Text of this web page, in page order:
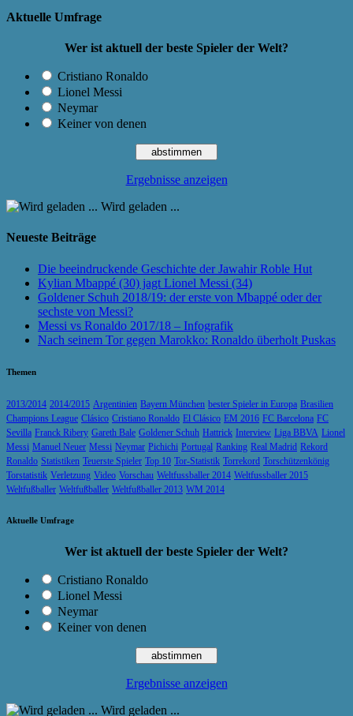
Aktuelle Umfrage
Wer ist aktuell der beste Spieler der Welt?
Cristiano Ronaldo
Lionel Messi
Neymar
Keiner von denen
Ergebnisse anzeigen
Wird geladen ...
Neueste Beiträge
Die beeindruckende Geschichte der Jawahir Roble Hut
Kylian Mbappé (30) jagt Lionel Messi (34)
Goldener Schuh 2018/19: der erste von Mbappé oder der
sechste von Messi?
Messi vs Ronaldo 2017/18 – Infografik
Nach seinem Tor gegen Marokko: Ronaldo überholt Puskas
Themen
2013/2014 2014/2015 Argentinien Bayern München bester Spieler in Europa Brasilien
Champions League Clásico Cristiano Ronaldo El Clásico EM 2016 FC Barcelona FC
Sevilla Franck Ribery Gareth Bale Goldener Schuh Hattrick Interview Liga BBVA Lionel
Messi Manuel Neuer Messi Neymar Pichichi Portugal Ranking Real Madrid Rekord
Ronaldo Statistiken Teuerste Spieler Top 10 Tor-Statistik Torrekord Torschützenkönig
Torstatistik Verletzung Video Vorschau Weltfussballer 2014 Weltfussballer 2015
Weltfußballer Weltfußballer Weltfußballer 2013 WM 2014
Aktuelle Umfrage
Wer ist aktuell der beste Spieler der Welt?
Cristiano Ronaldo
Lionel Messi
Neymar
Keiner von denen
Ergebnisse anzeigen
Wird geladen ...